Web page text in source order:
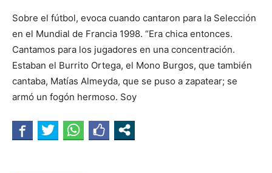
Sobre el fútbol, evoca cuando cantaron para la Selección
en el Mundial de Francia 1998. “Era chica entonces.
Cantamos para los jugadores en una concentración.
Estaban el Burrito Ortega, el Mono Burgos, que también
cantaba, Matías Almeyda, que se puso a zapatear; se
armó un fogón hermoso. Soy